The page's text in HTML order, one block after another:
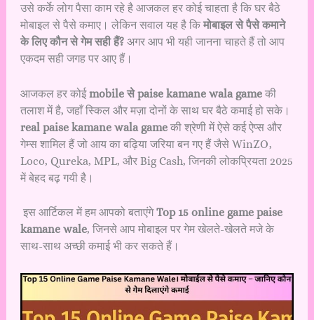
उसे कर्के लोग पैसा काम रहे है आजकल हर कोई चाहता है कि घर बैठे
मोबाइल से पैसे कमाए। लेकिन सवाल यह है कि मोबाइल से पैसे कमाने
के लिए कौन से गेम सही हैं?अगर आप भी यही जानना चाहते हैं तो आप
एकदम सही जगह पर आए हैं।
आजकल हर कोईmobile से paise kamane wala gameकी
तलाश में है, जहाँ स्किल और मज़ा दोनों के साथ घर बैठे कमाई हो सके।
real paise kamane wala gameकी श्रेणी में ऐसे कई ऐप्स और
गेम्स शामिल हैं जो आय का बढ़िया जरिया बन गए हैं जैसे WinZO,
Loco, Qureka, MPL, और Big Cash, जिनकी लोकप्रियता 2025
में बेहद बढ़ गयी है।
इस आर्टिकल में हम आपको बताएंगेTop 15 online game paise
kamane wale, जिनसे आप मोबाइल पर गेम खेलते-खेलते मजे के
साथ-साथ अच्छी कमाई भी कर सकते हैं।